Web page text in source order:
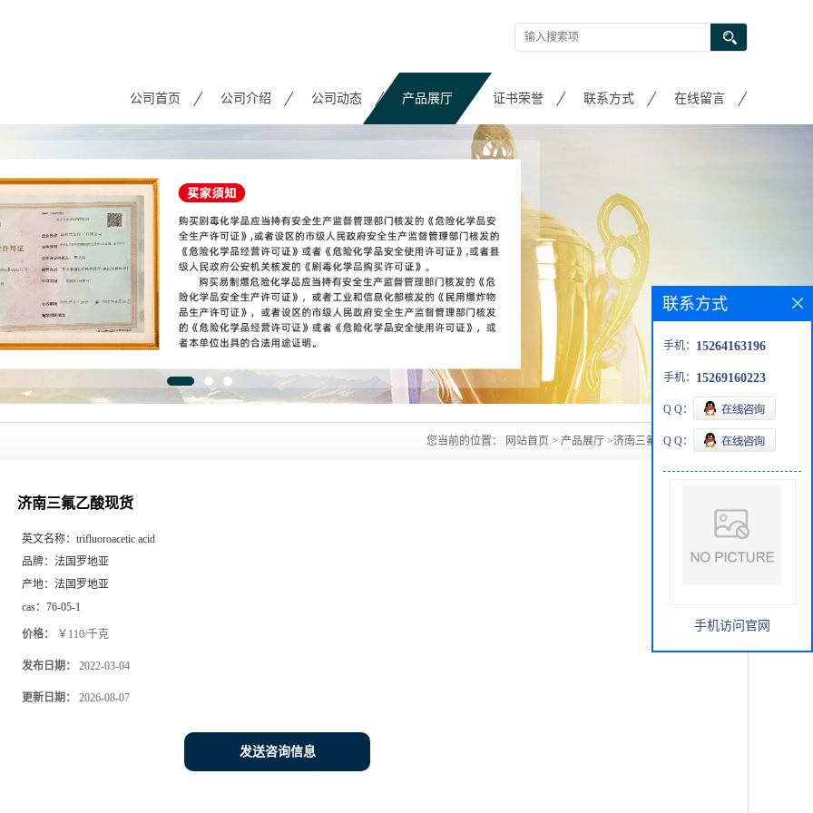
公司首页 公司介绍 公司动态 产品展厅 证书荣誉 联系方式 在线留言
您当前的位置： 网站首页 > 产品展厅 >济南三氟乙酸现货
济南三氟乙酸现货
英文名称： trifluoroacetic acid
品牌： 法国罗地亚
产地： 法国罗地亚
cas： 76-05-1
价格： ￥110/千克
发布日期： 2022-03-04
更新日期： 2026-08-07
发送咨询信息
联系方式
手机： 15264163196
手机： 15269160223
Q Q：
Q Q：
手机访问官网